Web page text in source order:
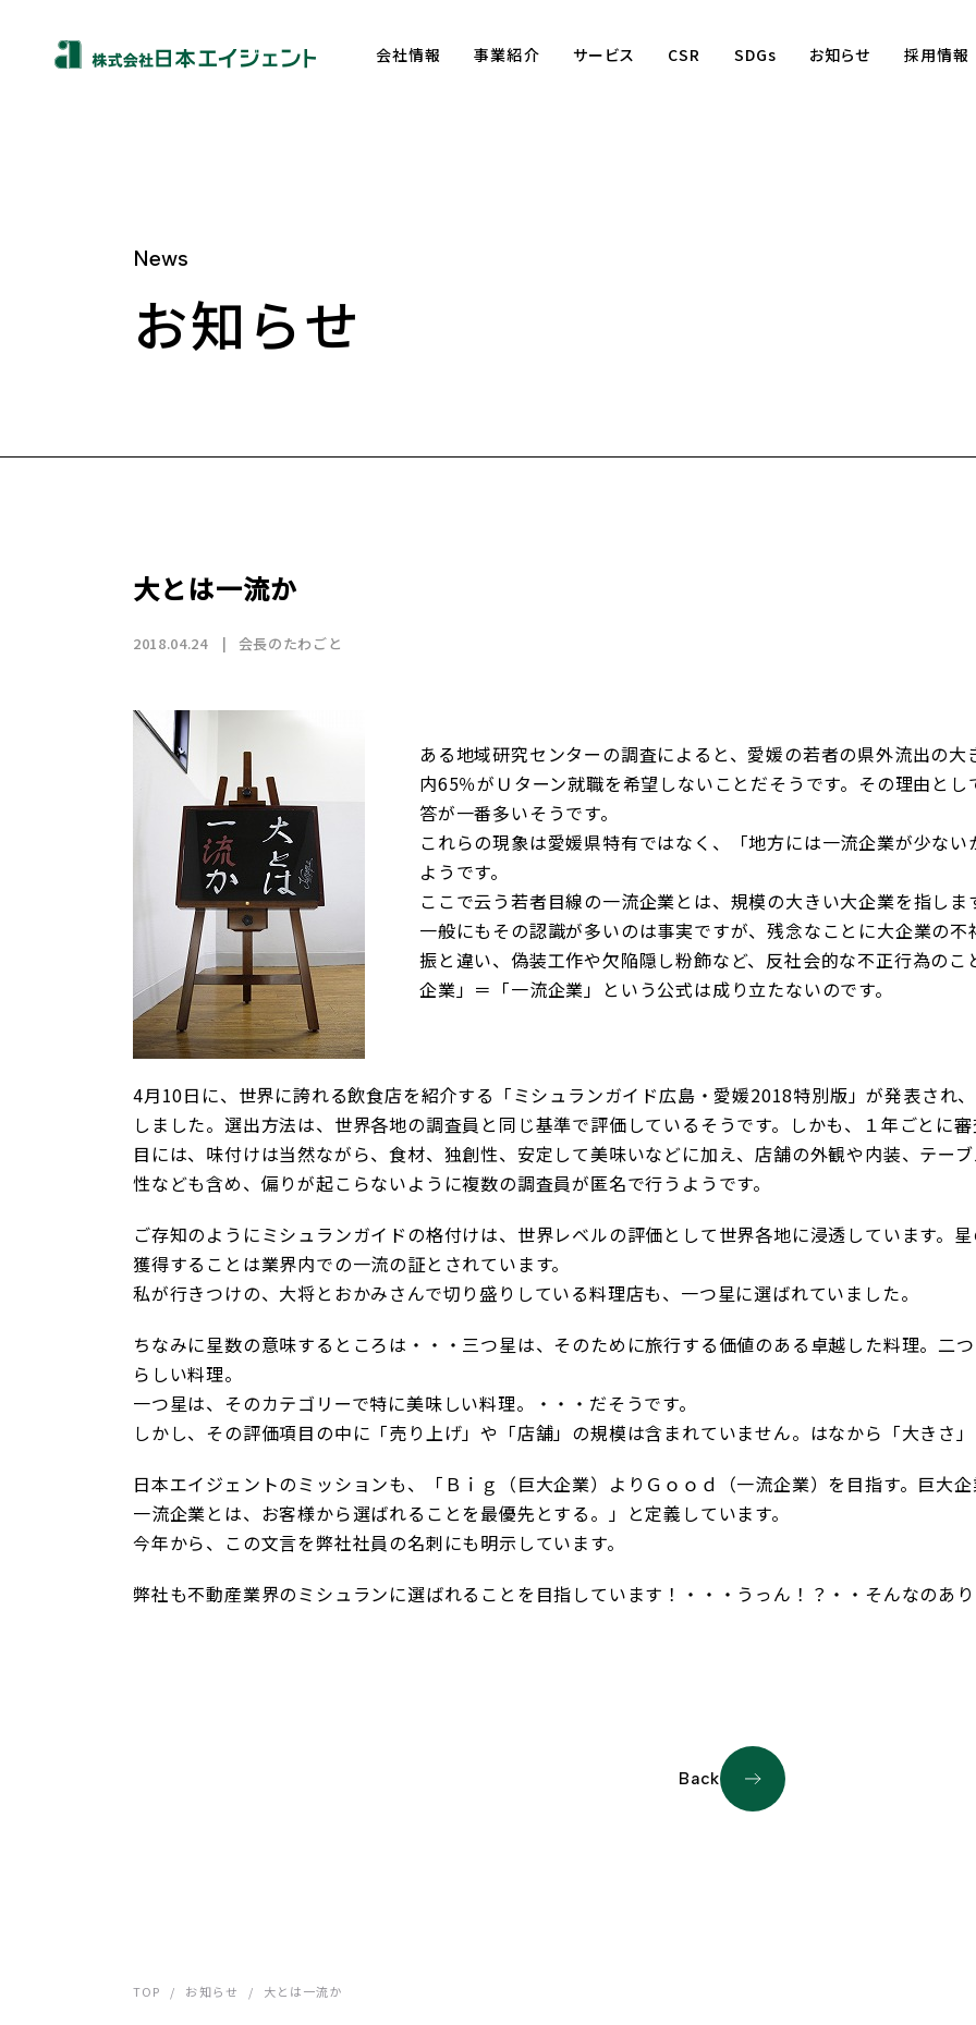
会社情報
沿革
事業紹介
国際事業（wagaya Japan）
フランチャイズ事業
サービス CSR SDGs お知らせ 採用情報
お知らせ
お部屋探しのお客様へ
News
お知らせ
大とは一流か
2018.04.24 会長のたわごと
ある地域研究センターの調査によると、愛媛の若者の県外流出の
内65％がＵターン就職を希望しないことだそうです。その理由と
答が一番多いそうです。
これらの現象は愛媛県特有ではなく、「地方には一流企業が少な
ようです。
ここで云う若者目線の一流企業とは、規模の大きい大企業を指しま
一般にもその認識が多いのは事実ですが、残念なことに大企業の
振と違い、偽装工作や欠陥隠し粉飾など、反社会的な不正行為の
企業」＝「一流企業」という公式は成り立たないのです。
4月10日に、世界に誇れる飲食店を紹介する「ミシュランガイド広島・愛媛2018特別版」が発表され
しました。選出方法は、世界各地の調査員と同じ基準で評価しているそうです。しかも、１年ごとに
目には、味付けは当然ながら、食材、独創性、安定して美味いなどに加え、店舗の外観や内装、テー
性なども含め、偏りが起こらないように複数の調査員が匿名で行うようです。
ご存知のようにミシュランガイドの格付けは、世界レベルの評価として世界各地に浸透しています。
獲得することは業界内での一流の証とされています。
私が行きつけの、大将とおかみさんで切り盛りしている料理店も、一つ星に選ばれていました。
ちなみに星数の意味するところは・・・三つ星は、そのために旅行する価値のある卓越した料理。二
らしい料理。
一つ星は、そのカテゴリーで特に美味しい料理。・・・だそうです。
しかし、その評価項目の中に「売り上げ」や「店舗」の規模は含まれていません。はなから「大きさ
日本エイジェントのミッションも、「Ｂｉｇ（巨大企業）よりＧｏｏｄ（一流企業）を目指す。巨大
一流企業とは、お客様から選ばれることを最優先とする。」と定義しています。
今年から、この文言を弊社社員の名刺にも明示しています。
弊社も不動産業界のミシュランに選ばれることを目指しています！・・・うっん！？・・そんなのあ
Back
TOP / お知らせ / 大とは一流か